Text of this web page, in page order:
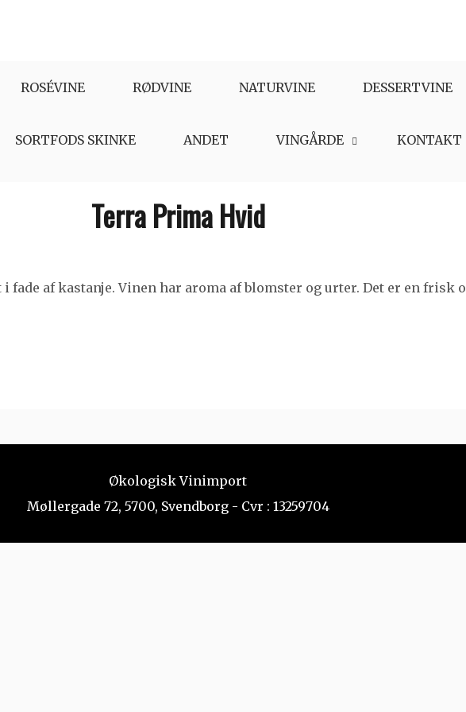
ROSÉVINE RØDVINE NATURVINE DESSERTVINE
SORTFODS SKINKE ANDET VINGÅRDE KONTAKT
Terra Prima Hvid
af kastanje. Vinen har aroma af blomster og urter. Det er en frisk
Økologisk Vinimport
Møllergade 72, 5700, Svendborg - Cvr : 13259704